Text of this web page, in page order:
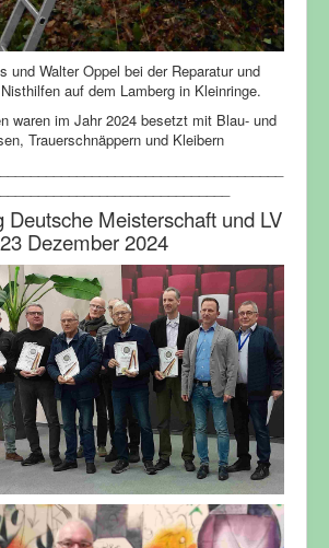
und Walter Oppel bei der Reparatur und
auf dem Lamberg in Kleinringe.
waren im Jahr 2024 besetzt mit Blau- und
Trauerschnäppern und Kleibern
Deutsche Meisterschaft und LV
23 Dezember 2024